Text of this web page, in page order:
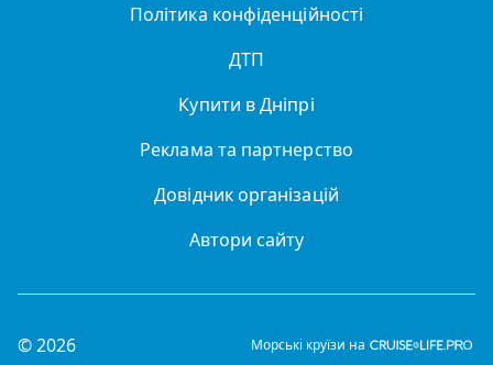
Політика конфіденційності
ДТП
Купити в Дніпрі
Реклама та партнерство
Довідник організацій
Автори сайту
© 2026 Морські круїзи на